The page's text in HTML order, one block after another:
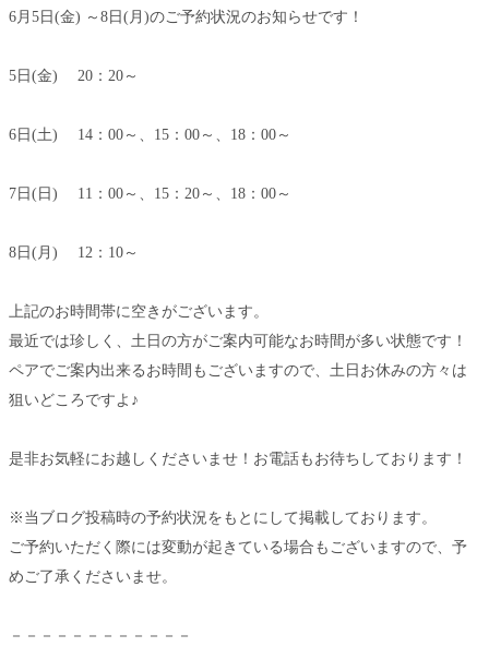
6月5日(金) ～8日(月)のご予約状況のお知らせです！
5日(金) 20：20～
6日(土) 14：00～、15：00～、18：00～
7日(日) 11：00～、15：20～、18：00～
8日(月) 12：10～
上記のお時間帯に空きがございます。
最近では珍しく、土日の方がご案内可能なお時間が多い状態です！
ペアでご案内出来るお時間もございますので、土日お休みの方々は
狙いどころですよ♪
是非お気軽にお越しくださいませ！お電話もお待ちしております！
※当ブログ投稿時の予約状況をもとにして掲載しております。
ご予約いただく際には変動が起きている場合もございますので、予
めご了承くださいませ。
－－－－－－－－－－－－